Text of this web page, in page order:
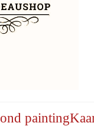
painting